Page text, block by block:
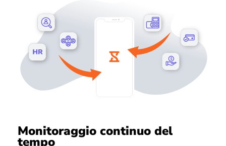
Monitoraggio continuo del
tempo